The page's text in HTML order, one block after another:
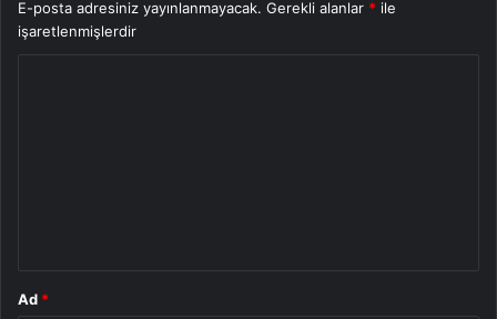
E-posta adresiniz yayınlanmayacak. Gerekli alanlar * ile
işaretlenmişlerdir
Ad *